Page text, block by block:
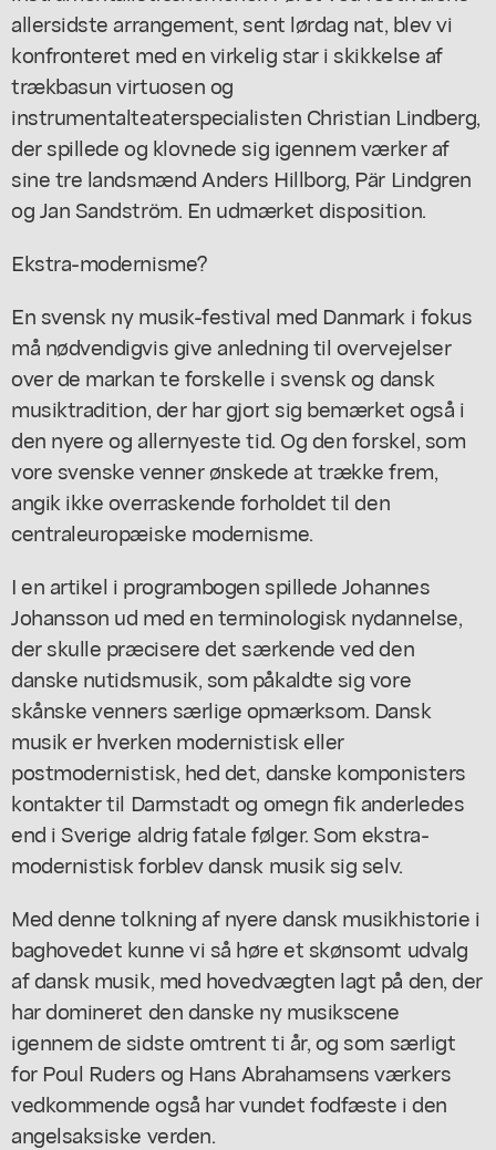
allersidste arrangement, sent lørdag nat, blev vi
konfronteret med en virkelig star i skikkelse af
trækbasun virtuosen og
instrumentalteaterspecialisten Christian Lindberg,
der spillede og klovnede sig igennem værker af
sine tre landsmænd Anders Hillborg, Pär Lindgren
og Jan Sandström. En udmærket disposition.
Ekstra-modernisme?
En svensk ny musik-festival med Danmark i fokus
må nødvendigvis give anledning til overvejelser
over de markan te forskelle i svensk og dansk
musiktradition, der har gjort sig bemærket også i
den nyere og allernyeste tid. Og den forskel, som
vore svenske venner ønskede at trække frem,
angik ikke overraskende forholdet til den
centraleuropæiske modernisme.
I en artikel i programbogen spillede Johannes
Johansson ud med en terminologisk nydannelse,
der skulle præcisere det særkende ved den
danske nutidsmusik, som påkaldte sig vore
skånske venners særlige opmærksom. Dansk
musik er hverken modernistisk eller
postmodernistisk, hed det, danske komponisters
kontakter til Darmstadt og omegn fik anderledes
end i Sverige aldrig fatale følger. Som ekstra-
modernistisk forblev dansk musik sig selv.
Med denne tolkning af nyere dansk musikhistorie i
baghovedet kunne vi så høre et skønsomt udvalg
af dansk musik, med hovedvægten lagt på den, der
har domineret den danske ny musikscene
igennem de sidste omtrent ti år, og som særligt
for Poul Ruders og Hans Abrahamsens værkers
vedkommende også har vundet fodfæste i den
angelsaksiske verden.